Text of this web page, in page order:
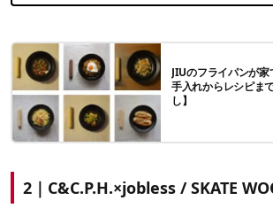
JIUのフライパンが
手入れからレシピま
し】
2｜C&C.P.H.×jobless / SKATE